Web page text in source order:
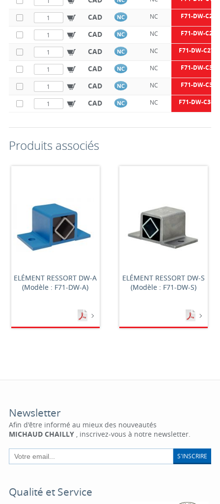
CAD NC NC F71-DW-
CAD NC NC F71-DW-
CAD NC NC F71-DW-
CAD NC NC F71-DW-
CAD NC NC F71-DW-
CAD NC NC F71-DW-
Produits associés
ELÉMENT RESSORT DW-A
(Modèle : F71-DW-A)
ELÉMENT RESSORT DW-S
(Modèle : F71-DW-S)
Newsletter
Afin d'être informé au mieux des nouveautés
MICHAUD CHAILLY, inscrivez-vous à notre newsletter.
S'INSCRIRE
Qualité et Service